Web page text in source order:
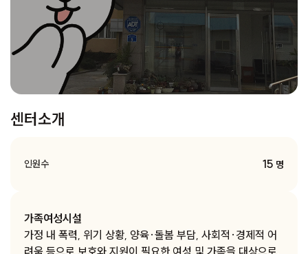
센터소개
인원수 15 명
가족여성시설
가정 내 폭력, 위기 상황, 양육·돌봄 부담, 사회적·경제적 어
려움 등으로 보호와 지원이 필요한 여성 및 가족을 대상으로,